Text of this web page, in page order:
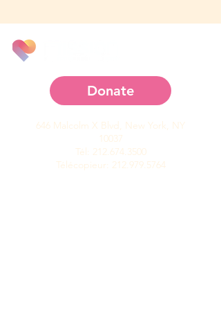
Donate
646 Malcolm X Blvd, New York, NY
10037
Tél: 212.674.3500
Télécopieur: 212.979.5764